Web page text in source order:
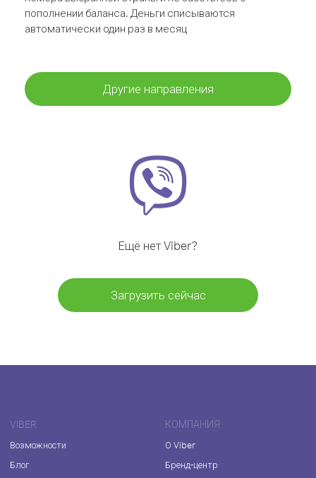
пополнении баланса. Деньги списываются
автоматически один раз в месяц
Другие направления
Ещё нет Viber?
Загрузить сейчас
VIBER
Возможности
Блог
КОМПАНИЯ
О Viber
Бренд-центр